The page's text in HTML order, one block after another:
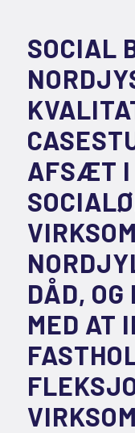
SOCIAL
AFSÆT I
DÅD,
MED AT